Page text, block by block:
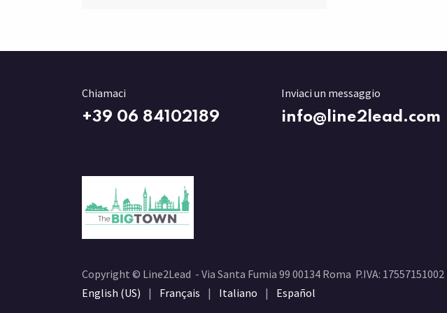
Chiamaci
+39 06 84102189
Inviaci un messaggio
info@line2lead.com
Copyright © Line2Lead - Via Santa Fumia 99 00134 Roma P.IVA: 17557151002
English (US)
| Français | Italiano | Español